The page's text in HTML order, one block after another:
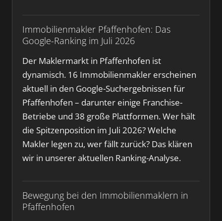
Immobilienmakler Pfaffenhofen: Das
Google-Ranking im Juli 2026
Der Maklermarkt in Pfaffenhofen ist
dynamisch. 16 Immobilienmakler erscheinen
aktuell in den Google-Suchergebnissen für
Pfaffenhofen – darunter einige Franchise-
Betriebe und 38 große Plattformen. Wer hält
die Spitzenposition im Juli 2026? Welche
Makler legen zu, wer fällt zurück? Das klären
wir in unserer aktuellen Ranking-Analyse.
Bewegung bei den Immobilienmaklern in
Pfaffenhofen